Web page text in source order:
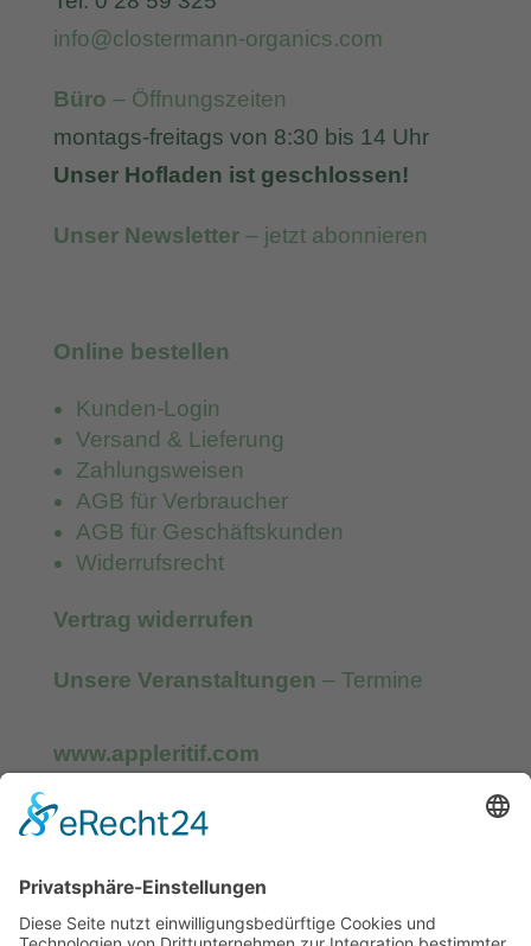
info@clostermann-organics.com
Büro – Öffnungszeiten
montags-freitags von 8:30 bis 14 Uhr
Unser Hofladen ist geschlossen!
Unser Newsletter– jetzt abonnieren
Online bestellen
Kunden-Login
Versand & Lieferung
Zahlungsweisen
AGB für Verbraucher
AGB für Geschäftskunden
Widerrufsrecht
Vertrag widerrufen
Unsere Veranstaltungen – Termine
www.appleritif.com